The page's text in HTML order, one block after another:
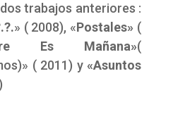
trabajos anteriores :
» ( 2008), «Postales» (
Es Mañana»(
( 2011) y«Asuntos